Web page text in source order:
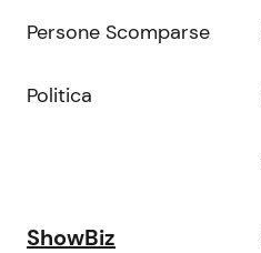
Persone Scomparse
Politica
ShowBiz